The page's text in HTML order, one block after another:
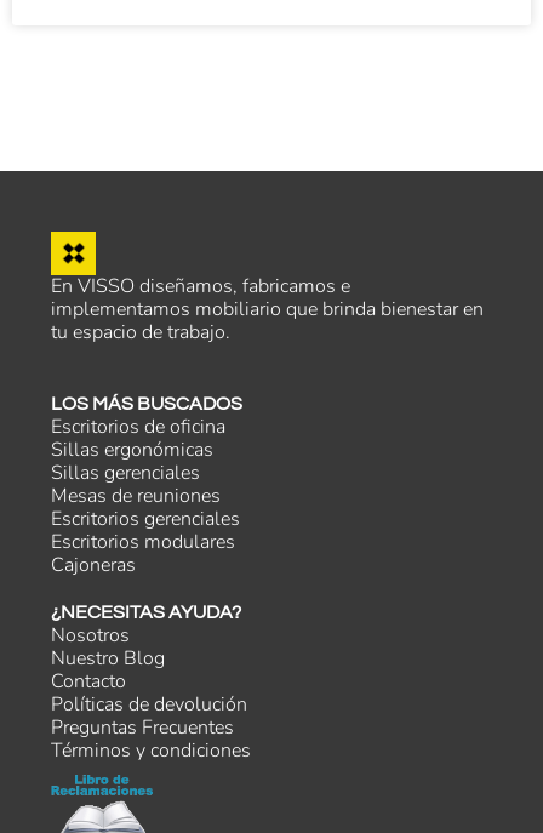
En VISSO diseñamos, fabricamos e
implementamos mobiliario que brinda bienestar en
tu espacio de trabajo.
LOS MÁS BUSCADOS
Escritorios de oficina
Sillas ergonómicas
Sillas gerenciales
Mesas de reuniones
Escritorios gerenciales
Escritorios modulares
Cajoneras
¿NECESITAS AYUDA?
Nosotros
Nuestro Blog
Contacto
Políticas de devolución
Preguntas Frecuentes
Términos y condiciones